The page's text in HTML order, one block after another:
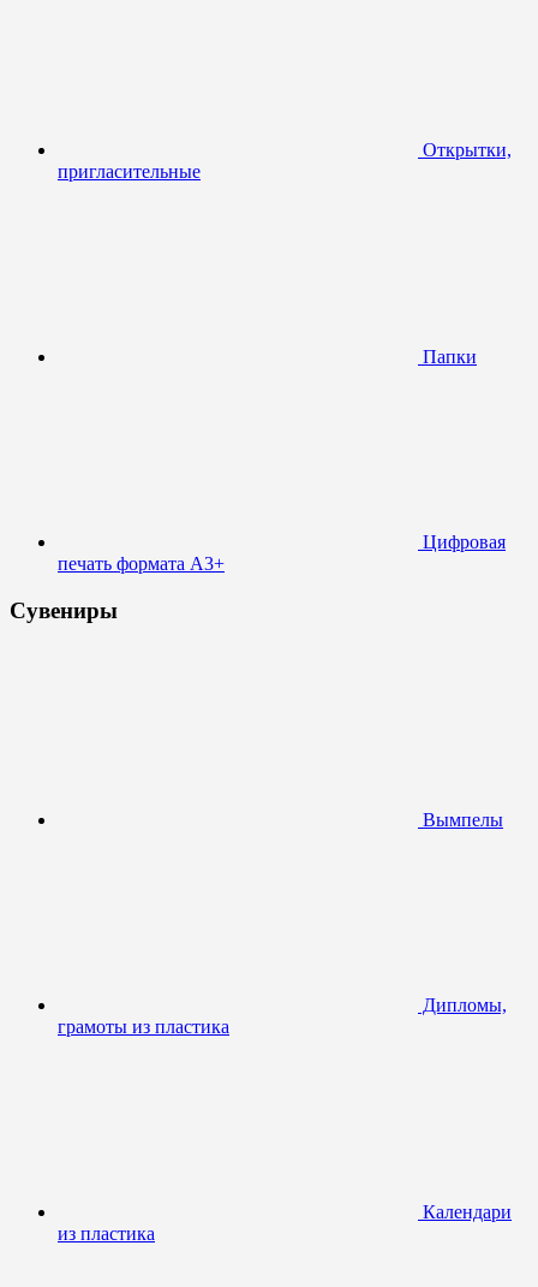
Открытки,
пригласительные
Папки
Цифровая
печать формата А3+
Сувениры
Вымпелы
Дипломы,
грамоты из пластика
Календари
из пластика